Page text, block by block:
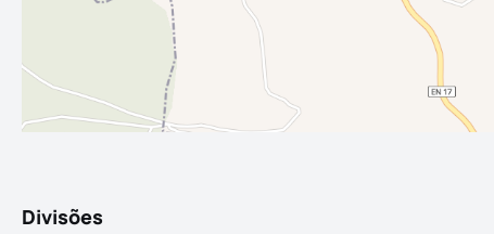
Divisões